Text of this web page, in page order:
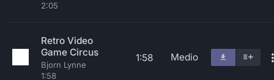
2:05
Retro Video
Game Circus
Bjorn Lynne
1:58
1:58 Medio